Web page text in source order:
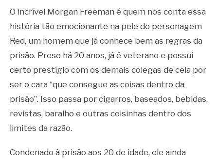
O incrível Morgan Freeman é quem nos conta essa
história tão emocionante na pele do personagem
Red, um homem que já conhece bem as regras da
prisão. Preso há 20 anos, já é veterano e possui
certo prestígio com os demais colegas de cela por
ser o cara “que consegue as coisas dentro da
prisão”. Isso passa por cigarros, baseados, bebidas,
revistas, baralho e outras coisinhas dentro dos
limites da razão.
Condenado à prisão aos 20 de idade, ele ainda